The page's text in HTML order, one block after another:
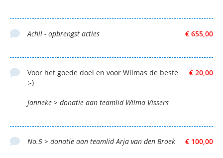
€ 655,00
Achil - opbrengst acties
€ 20,00
Voor het goede doel en voor Wilmas de beste
:-)
Janneke > donatie aan teamlid Wilma Vissers
€ 100,00
No.5 > donatie aan teamlid Arja van den Broek